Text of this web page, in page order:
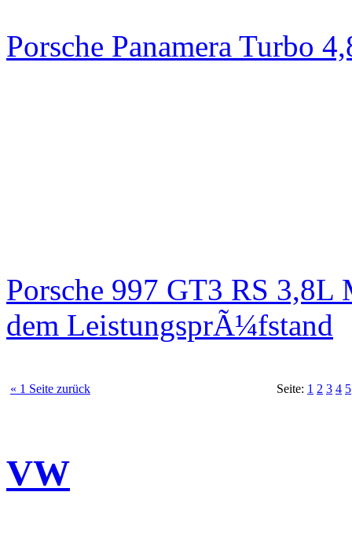
Porsche Panamera Turbo
Porsche 997 GT3 RS
dem LeistungsprÃ¼fstand
« 1 Seite zurück Seite: 1 2 3 4 5
VW